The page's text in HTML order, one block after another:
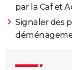
par la Caf et
Signaler des